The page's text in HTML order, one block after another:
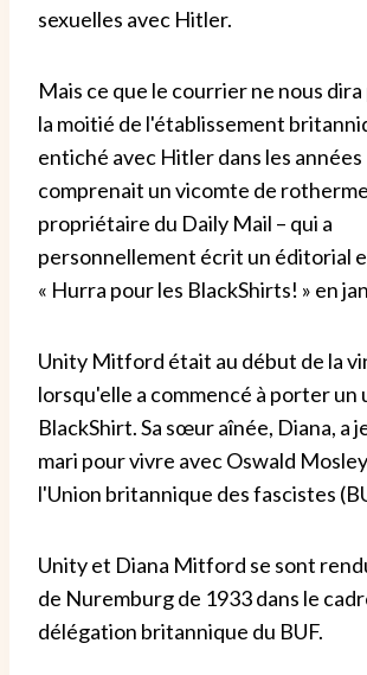
sexuelles avec Hitler.
Mais ce que le courrier ne nous dira
la moitié de l'établissement
entiché avec Hitler dans les années
comprenait un vicomte de
propriétaire du Daily Mail – qui a
personnellement écrit un éditorial
« Hurra pour les BlackShirts! » en
Unity Mitford était au début de la
lorsqu'elle a commencé à porter un
BlackShirt. Sa sœur aînée, Diana, a
mari pour vivre avec Oswald
l'Union britannique des fascistes
Unity et Diana Mitford se sont
de Nuremburg de 1933 dans le
délégation britannique du BUF.